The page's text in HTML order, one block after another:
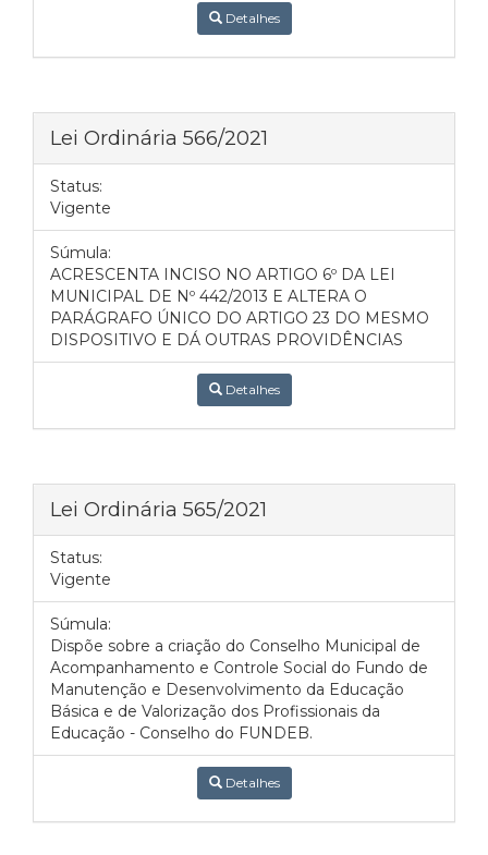
Detalhes
Lei Ordinária 566/2021
Status:
Vigente
Súmula:
ACRESCENTA INCISO NO ARTIGO 6º DA LEI
MUNICIPAL DE Nº 442/2013 E ALTERA O
PARÁGRAFO ÚNICO DO ARTIGO 23 DO MESMO
DISPOSITIVO E DÁ OUTRAS PROVIDÊNCIAS
Detalhes
Lei Ordinária 565/2021
Status:
Vigente
Súmula:
Dispõe sobre a criação do Conselho Municipal de
Acompanhamento e Controle Social do Fundo de
Manutenção e Desenvolvimento da Educação
Básica e de Valorização dos Profissionais da
Educação - Conselho do FUNDEB.
Detalhes